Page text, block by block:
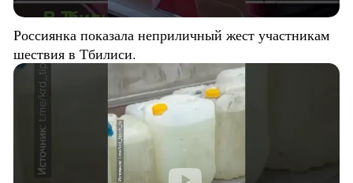
Россиянка показала неприличный жест участникам
шествия в Тбилиси.